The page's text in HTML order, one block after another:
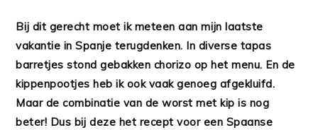
Bij dit gerecht moet ik meteen aan mijn laatste
vakantie in Spanje terugdenken. In diverse tapas
barretjes stond gebakken chorizo op het menu. En de
kippenpootjes heb ik ook vaak genoeg afgekluifd.
Maar de combinatie van de worst met kip is nog
beter! Dus bij deze het recept voor een Spaanse